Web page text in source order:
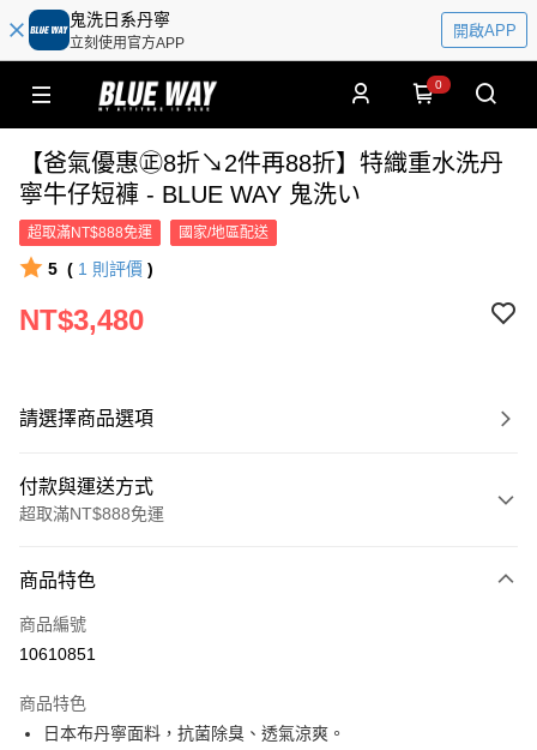
鬼洗日系丹寧
立刻使用官方APP
開啟APP
0
【爸氣優惠㊣8折↘2件再88折】特織重水洗丹
寧牛仔短褲 - BLUE WAY 鬼洗い
超取滿NT$888免運 國家/地區配送
5 ( 1 則評價 )
NT$3,480
請選擇商品選項
付款與運送方式
超取滿NT$888免運
信用卡一次付款
超商取貨付款
Apple Pay
商品特色
商品編號
10610851
商品特色
日本布丹寧面料，抗菌除臭、透氣涼爽。